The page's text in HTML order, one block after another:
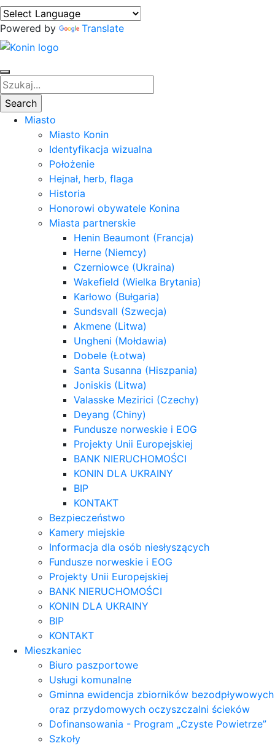
Powered by Translate
Miasto
Miasto Konin
Identyfikacja wizualna
Położenie
Hejnał, herb, flaga
Historia
Honorowi obywatele Konina
Miasta partnerskie
Henin Beaumont (Francja)
Herne (Niemcy)
Czerniowce (Ukraina)
Wakefield (Wielka Brytania)
Karłowo (Bułgaria)
Sundsvall (Szwecja)
Akmene (Litwa)
Ungheni (Mołdawia)
Dobele (Łotwa)
Santa Susanna (Hiszpania)
Joniskis (Litwa)
Valasske Mezirici (Czechy)
Deyang (Chiny)
Fundusze norweskie i EOG
Projekty Unii Europejskiej
BANK NIERUCHOMOŚCI
KONIN DLA UKRAINY
BIP
KONTAKT
Bezpieczeństwo
Kamery miejskie
Informacja dla osób niesłyszących
Fundusze norweskie i EOG
Projekty Unii Europejskiej
BANK NIERUCHOMOŚCI
KONIN DLA UKRAINY
BIP
KONTAKT
Mieszkaniec
Biuro paszportowe
Usługi komunalne
Gminna ewidencja zbiorników bezodpływowych
oraz przydomowych oczyszczalni ścieków
Dofinansowania - Program „Czyste Powietrze”
Szkoły